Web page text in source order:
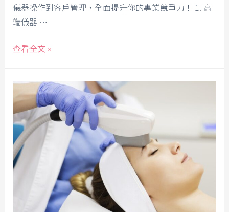
儀器操作到客戶管理，全面提升你的專業競爭力！ 1. 高
端儀器 …
查看全文 »